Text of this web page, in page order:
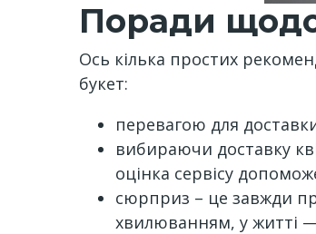
Поради щодо
Ось кілька простих
букет:
перевагою для
вибираючи доставку
оцінка сервісу
сюрприз – це завжди
хвилюванням, у житті